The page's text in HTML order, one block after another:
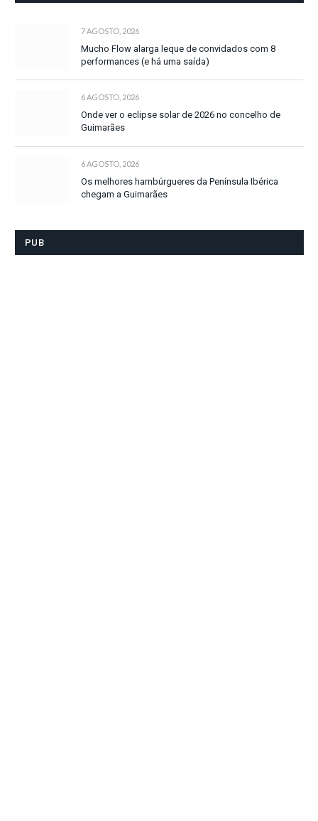
7 AGOSTO, 2026
Mucho Flow alarga leque de convidados com 8
performances (e há uma saída)
6 AGOSTO, 2026
Onde ver o eclipse solar de 2026 no concelho de
Guimarães
6 AGOSTO, 2026
Os melhores hambúrgueres da Península Ibérica
chegam a Guimarães
PUB